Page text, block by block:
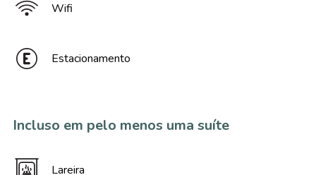
Wifi
Estacionamento
Incluso em pelo menos uma suíte
Lareira